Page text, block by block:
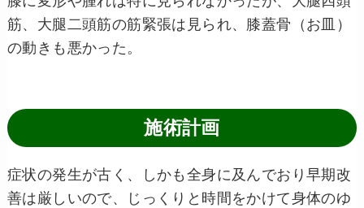
筋、大腿二頭筋の筋緊張は見られ、膝蓋骨（お皿）
の動きも悪かった。
施術計画
症状の発生が古く、しかも全身に及んでおり早期改
善は厳しいので、じっくりと時間をかけて身体のゆ